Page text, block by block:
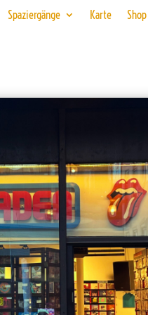
Spaziergänge Karte Shop